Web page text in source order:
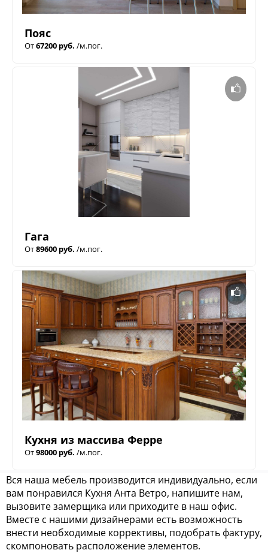
Пояс
От67200 руб. /м.пог.
Гага
От89600 руб. /м.пог.
Кухня из массива Ферре
От98000 руб. /м.пог.
Вся наша мебель производится индивидуально, если
вам понравился Кухня Анта Ветро, напишите нам,
вызовите замерщика или приходите в наш офис.
Вместе с нашими дизайнерами есть возможность
внести необходимые коррективы, подобрать фактуру,
скомпоновать расположение элементов.